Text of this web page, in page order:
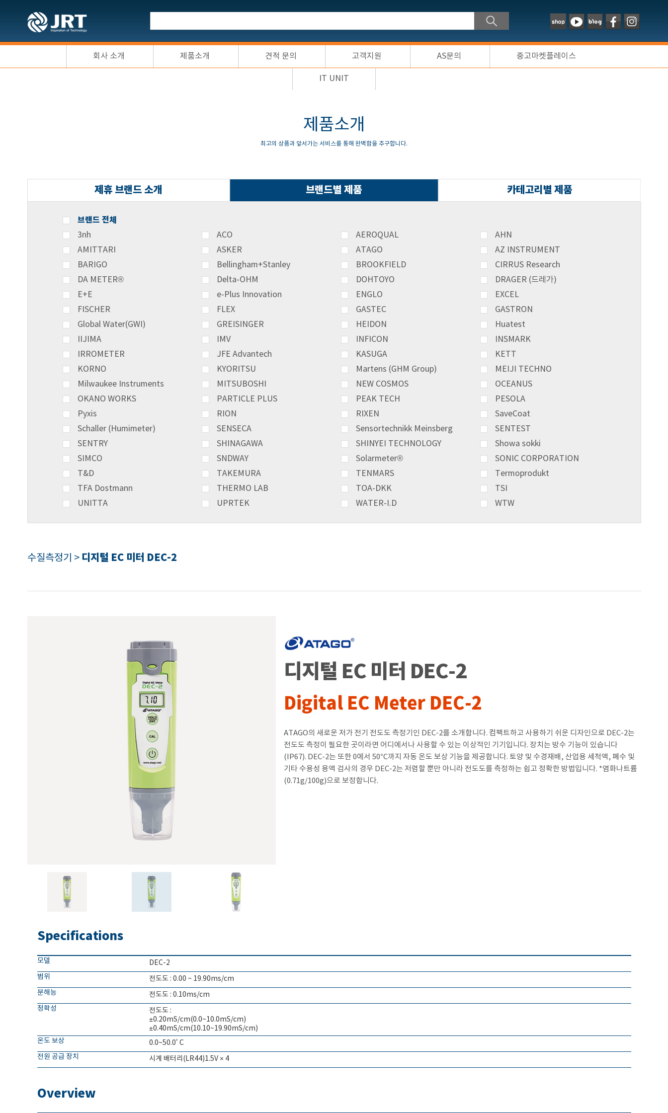
회사 소개 제품소개 견적 문의 고객지원 AS문의 중고마켓플레이스
IT UNIT
제품소개
최고의 상품과 앞서가는 서비스를 통해 완벽함을 추구합니다.
제휴 브랜드 소개 브랜드별 제품 카테고리별 제품
브랜드 전체
3nh ACO AEROQUAL
AHN
AMITTARI
ASKER ATAGO
AZ INSTRUMENT
BARIGO
Bellingham+Stanley BROOKFIELD
CIRRUS Research
DA METER®
Delta-OHM DOHTOYO
DRAGER (드레가)
E+E
e-Plus Innovation ENGLO
EXCEL
FISCHER
FLEX GASTEC
GASTRON
Global Water(GWI)
GREISINGER HEIDON
Huatest
IIJIMA
IMV INFICON
INSMARK
IRROMETER
JFE Advantech KASUGA
KETT
KORNO
KYORITSU Martens (GHM Group)
MEIJI TECHNO
Milwaukee Instruments
MITSUBOSHI NEW COSMOS
OCEANUS
OKANO WORKS
PARTICLE PLUS PEAK TECH
PESOLA
Pyxis
RION RIXEN
SaveCoat
Schaller (Humimeter)
SENSECA Sensortechnikk Meinsberg
SENTEST
SENTRY
SHINAGAWA SHINYEI TECHNOLOGY
Showa sokki
SIMCO
SNDWAY Solarmeter®
SONIC CORPORATION
T&D
TAKEMURA TENMARS
Termoprodukt
TFA Dostmann
THERMO LAB TOA-DKK
TSI
UNITTA
UPRTEK WATER-I.D WTW
수질측정기 > 디지털 EC 미터 DEC-2
디지털 EC 미터 DEC-2
Digital EC Meter DEC-2
ATAGO의 새로운 저가 전기 전도도 측정기인 DEC-2를 소개합니다. 컴팩트하고 사용하기 쉬운 디자인으로 DEC-2는
전도도 측정이 필요한 곳이라면 어디에서나 사용할 수 있는 이상적인 기기입니다. 장치는 방수 기능이 있습니다
(IP67). DEC-2는 또한 0에서 50°C까지 자동 온도 보상 기능을 제공합니다. 토양 및 수경재배, 산업용 세척액, 폐수 및
기타 수용성 용액 검사의 경우 DEC-2는 저렴할 뿐만 아니라 전도도를 측정하는 쉽고 정확한 방법입니다. *염화나트륨
(0.71g/100g)으로 보정합니다.
Specifications
모델
DEC-2
범위
전도도 : 0.00 ~ 19.90ms/cm
분해능
전도도 : 0.10ms/cm
정확성
전도도 :
±0.20mS/cm(0.0~10.0mS/cm)
±0.40mS/cm(10.10~19.90mS/cm)
온도 보상
0.0~50.0ﾟC
전원 공급 장치
시계 배터리(LR44)1.5V × 4
Overview